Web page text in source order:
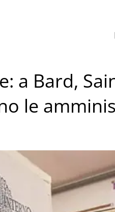
a Bard,
le